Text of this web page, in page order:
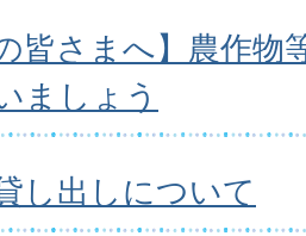
皆さまへ】農作
ましょう
し出しについて